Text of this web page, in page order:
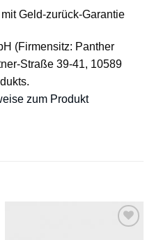
Geld-zurück-Garantie
(Firmensitz: Panther
Straße 39-41, 10589
zum Produkt